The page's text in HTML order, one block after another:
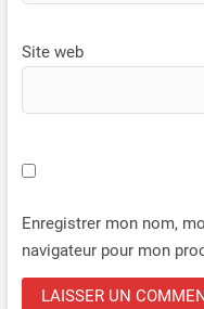
Site web
Enregistrer mon nom,
navigateur pour mon